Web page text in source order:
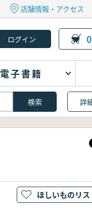
店舗情報・アクセス
0
電子書籍
詳
ほしいものリ